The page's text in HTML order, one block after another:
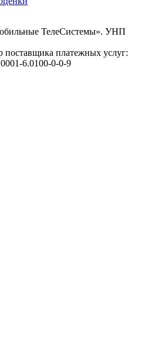
ТелеСистемы». УНП
поставщика платежных услуг:
6.0100-0-0-9